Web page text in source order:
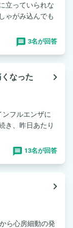
立っていられな
ゃがみ込んでも
3名が回答
なった
navigate_next
フルエンザに
き、昨日あたり
13名が回答
navigate_next
ら心房細動の発